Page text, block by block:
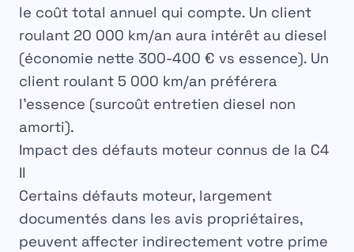
le coût total annuel qui compte. Un client
roulant 20 000 km/an aura intérêt au diesel
(économie nette 300-400 € vs essence). Un
client roulant 5 000 km/an préférera
l’essence (surcoût entretien diesel non
amorti).
Impact des défauts moteur connus de la C4
II
Certains défauts moteur, largement
documentés dans les avis propriétaires,
peuvent affecter indirectement votre prime